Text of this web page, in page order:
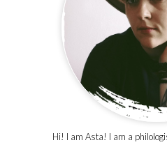
Hi! I am Asta! I am a